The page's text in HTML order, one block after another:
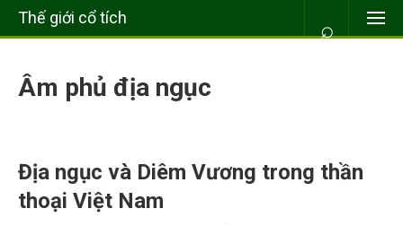
Thế giới cổ tích ⌕
Âm phủ địa ngục
Địa ngục và Diêm Vương trong thần
thoại Việt Nam